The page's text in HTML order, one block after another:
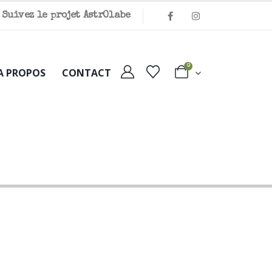
Suivez le projet AstrOlabe
PROPOS CONTACT
0